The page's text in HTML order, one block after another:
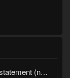
mybatis plus 出现 Invalid bound statement (not found)